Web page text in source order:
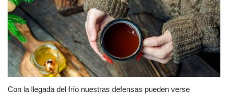
Con la llegada del frío nuestras defensas pueden verse